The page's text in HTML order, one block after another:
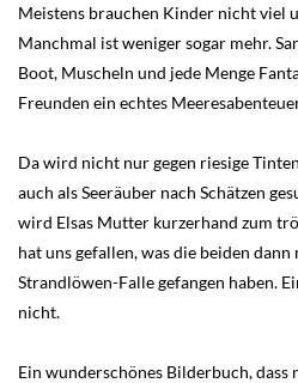
Meistens brauchen Kinder nicht viel
Manchmal ist weniger sogar mehr.
Boot, Muscheln und jede Menge
Freunden ein echtes
Da wird nicht nur gegen riesige
auch als Seeräuber nach Schätzen
wird Elsas Mutter kurzerhand zum
hat uns gefallen, was die beiden
Strandlöwen-Falle gefangen haben.
nicht.
Ein wunderschönes Bilderbuch,